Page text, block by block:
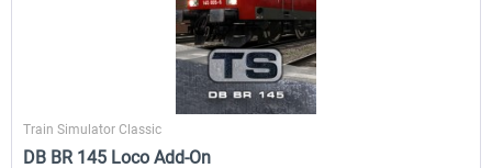
Dovetail Games
Train Simulator Classic
DB BR 145 Loco Add-On